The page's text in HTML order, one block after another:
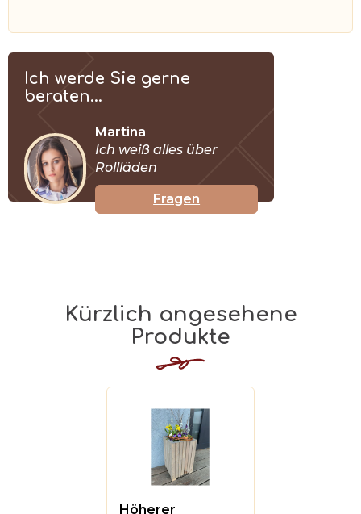
Ich werde Sie gerne
beraten...
Martina
Ich weiß alles über
Rollläden
Fragen
Kürzlich angesehene
Produkte
Höherer